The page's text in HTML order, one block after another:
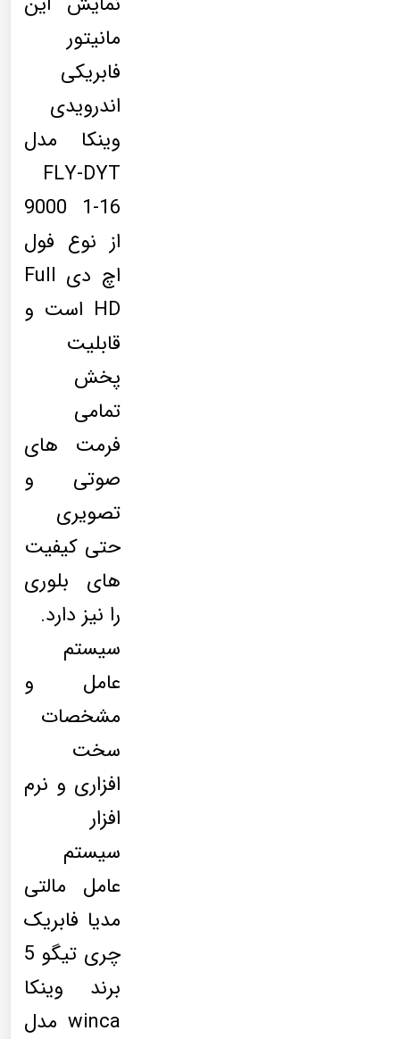
مانیتور
فابریکی
اندرویدی
وینکا مدل
FLY-DYT
9000 1-16
از نوع فول
اچ دی Full
HD است و
قابلیت
پخش
تمامی
فرمت های
صوتی و
تصویری
حتی کیفیت
های بلوری
را نیز دارد.
سیستم
عامل و
مشخصات
سخت
افزاری و نرم
افزار
سیستم
عامل مالتی
مدیا فابریک
چری تیگو 5
برند وینکا
winca مدل